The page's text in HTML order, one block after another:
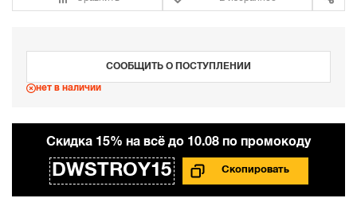
СООБЩИТЬ О ПОСТУПЛЕНИИ
нет в наличии
Cкидка 15% на всё до 10.08 по промокоду
DWSTROY15